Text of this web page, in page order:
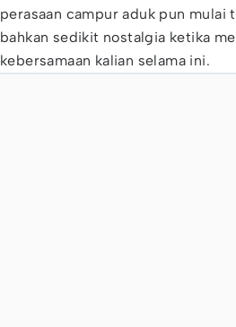
perasaan campur aduk pun mulai
bahkan sedikit nostalgia ketika
kebersamaan kalian selama ini.